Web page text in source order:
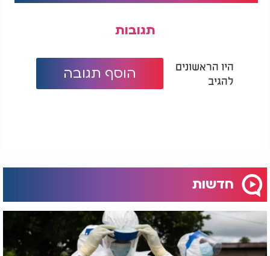
תגובות
היו הראשונים
להגיב
הוסף תגובה
חדשות